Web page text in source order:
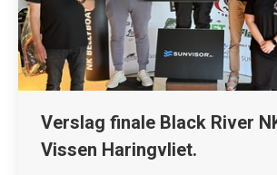
Verslag finale Black River
Vissen Haringvliet.